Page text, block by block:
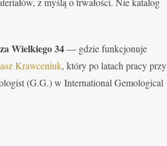
Wielkiego 34— gdzie funkcjonuje
Krawceniuk, który po latach pracy przy
(G.G.) w International Gemological